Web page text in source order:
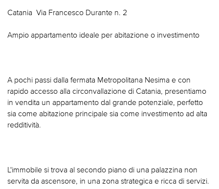
Catania  Via Francesco Durante n. 2
Ampio appartamento ideale per abitazione o investimento
A pochi passi dalla fermata Metropolitana Nesima e con
rapido accesso alla circonvallazione di Catania, presentiamo
in vendita un appartamento dal grande potenziale, perfetto
sia come abitazione principale sia come investimento ad alta
redditività.
L'immobile si trova al secondo piano di una palazzina non
servita da ascensore, in una zona strategica e ricca di servizi.